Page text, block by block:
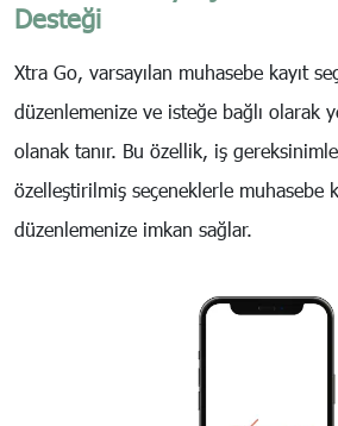
Desteği
Xtra Go, varsayılan muhasebe kayıt
düzenlemenize ve isteğe bağlı olarak
olanak tanır. Bu özellik, iş
özelleştirilmiş seçeneklerle muhasebe
düzenlemenize imkan sağlar.